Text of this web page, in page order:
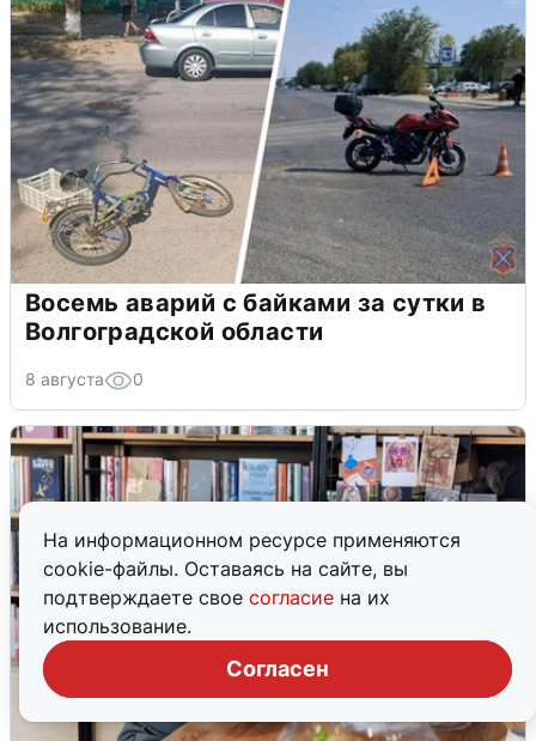
На информационном ресурсе применяются
cookie-файлы. Оставаясь на сайте, вы
подтверждаете свое согласие на их
использование.
Согласен
Восемь аварий с байками за сутки в
Волгоградской области
8 августа 0